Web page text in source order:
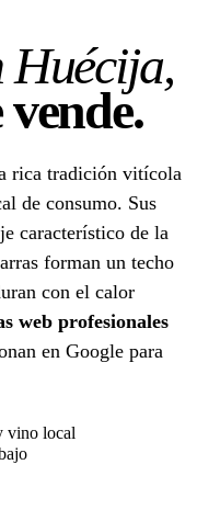
Huécija,
rica tradición vitícola
de consumo. Sus
característico de la
forman un techo
con el calor
web profesionales
en Google para
vino local